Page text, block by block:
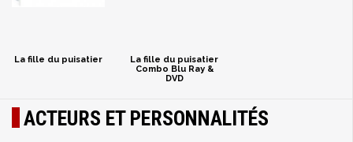
La fille du puisatier
La fille du puisatier
Combo Blu Ray &
DVD
ACTEURS ET PERSONNALITÉS